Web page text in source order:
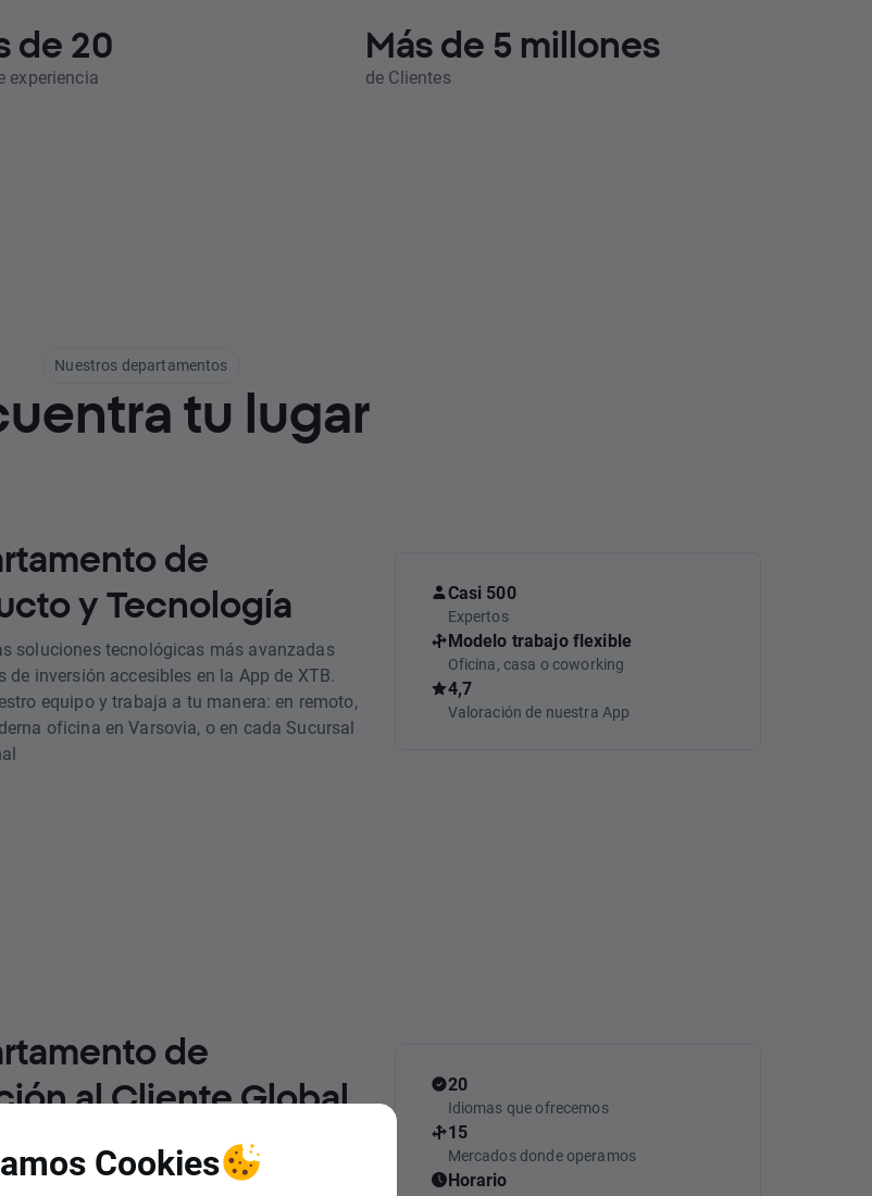
de 20
experiencia
Más de 5 millones
de Clientes
Nuestros departamentos
tu lugar
de
y Tecnología
soluciones tecnológicas más avanzadas
de inversión accesibles en la App de XTB.
equipo y trabaja a tu manera: en remoto,
oficina en Varsovia, o en cada Sucursal
Casi 500
Expertos
Modelo trabajo flexible
Oficina, casa o coworking
4,7
Valoración de nuestra App
de
al Cliente Global
la mayor calidad en nuestros servicios
al Cliente en 15 mercados en Europa, Asia,
20
Idiomas que ofrecemos
15
Mercados donde operamos
Horario
Cookies